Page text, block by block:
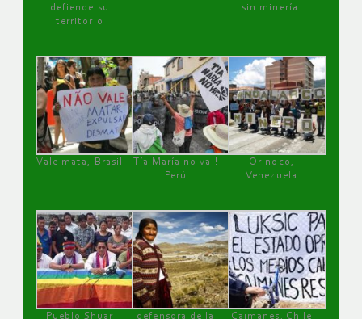
defiende su
territorio
sin minería.
Vale mata, Brasil
Tía María no va !
Perú
Orinoco,
Venezuela
Pueblo Shuar defensora de la Caimanes, Chile